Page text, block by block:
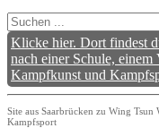
Klicke hier. Dort findest
nach einer Schule,
Kampfkunst und
Site aus Saarbrücken zu Wing
Kampfsport